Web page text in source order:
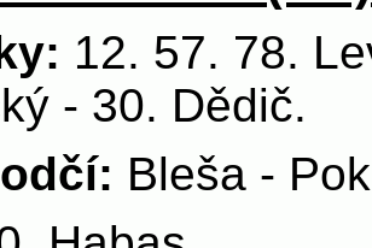
12. 57. 78.
- 30. Dědič.
Bleša -